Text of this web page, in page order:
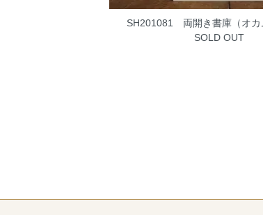
SH201081 両開き書庫（オカ
SOLD OUT